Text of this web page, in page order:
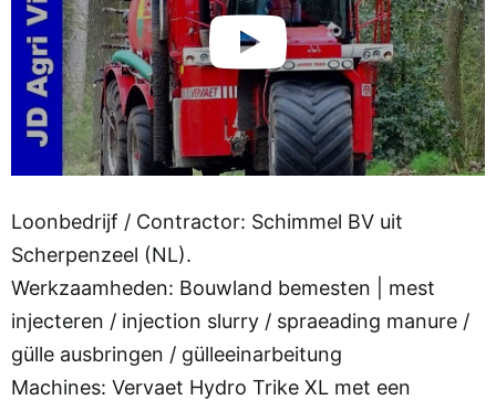
Loonbedrijf / Contractor: Schimmel BV uit
Scherpenzeel (NL).
Werkzaamheden: Bouwland bemesten | mest
injecteren / injection slurry / spraeading manure /
gülle ausbringen / gülleeinarbeitung
Machines: Vervaet Hydro Trike XL met een